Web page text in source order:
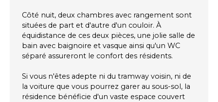
Côté nuit, deux chambres avec rangement sont
situées de part et d'autre d'un couloir. À
équidistance de ces deux pièces, une jolie salle de
bain avec baignoire et vasque ainsi qu'un WC
séparé assureront le confort des résidents.
Si vous n'êtes adepte ni du tramway voisin, ni de
la voiture que vous pourrez garer au sous-sol, la
résidence bénéficie d'un vaste espace couvert